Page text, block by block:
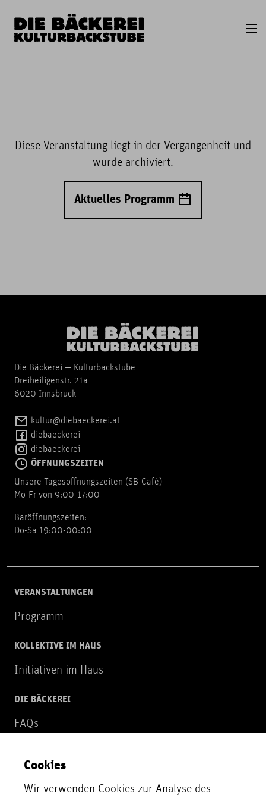
Diese Veranstaltung liegt in der Vergangenheit und
wurde archiviert.
Aktuelles Programm
Die Bäckerei — Kulturbackstube
Dreiheiligenstr. 21a
6020 Innsbruck
kultur@diebaeckerei.at
diebaeckerei
diebaeckerei
ÖFFNUNGSZEITEN
Unsere Tagesöffnungszeiten (SB-Cafè)
Mo-Fr von 9:00-17:00
Baröffnungszeiten:
Do-Sa 19:00-00:00
VERANSTALTUNGEN
Programm
KOLLEKTIVE IM HAUS
Initiativen im Haus
DIE BÄCKEREI
FAQs
NEWSLETTER
Zur Newsletter Anmeldung
Cookies
Wir verwenden Cookies zur Analyse des